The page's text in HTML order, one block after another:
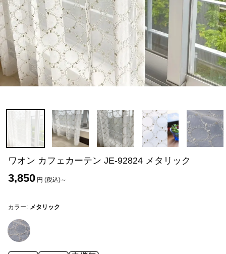
ワオン カフェカーテン JE-92824 メタリック
3,850 円 (税込)～
カラー: メタリック